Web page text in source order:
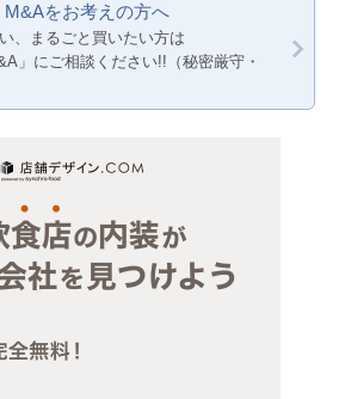
ック
バー
をお考えの方へ
、まるごと買いたい方は
」にご相談ください!!（秘密厳守・